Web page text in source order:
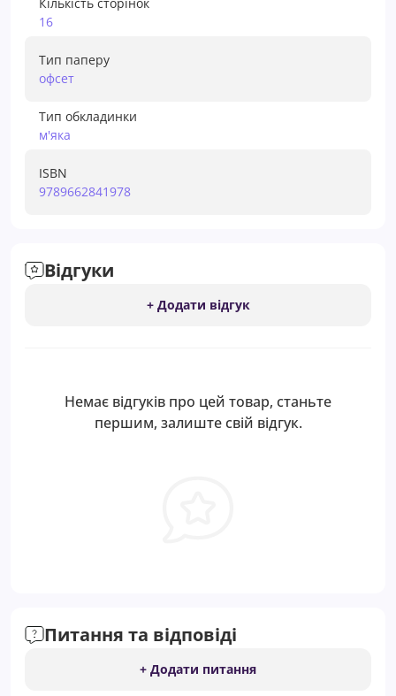
16
Тип паперу
офсет
Тип обкладинки
м'яка
ISBN
9789662841978
Відгуки
+ Додати відгук
Немає відгуків про цей товар, станьте
першим, залиште свій відгук.
Питання та відповіді
+ Додати питання